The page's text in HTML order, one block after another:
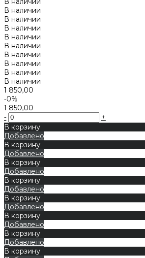
В наличии
В наличии
В наличии
В наличии
В наличии
В наличии
В наличии
В наличии
В наличии
1 850,00
-0%
1 850,00
-
+
В корзину
Добавлено
В корзину
Добавлено
В корзину
Добавлено
В корзину
Добавлено
В корзину
Добавлено
В корзину
Добавлено
В корзину
Добавлено
В корзину